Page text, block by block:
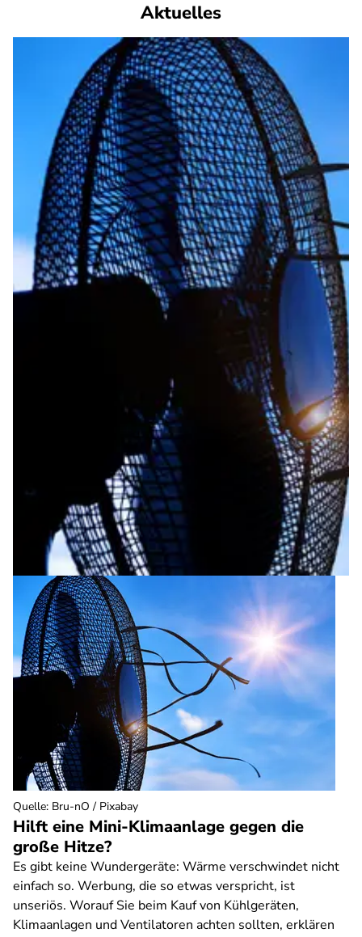
Aktuelles
Hilft eine Mini-Klimaanlage gegen die
große Hitze?
Es gibt keine Wundergeräte: Wärme verschwindet nicht
einfach so. Werbung, die so etwas verspricht, ist
unseriös. Worauf Sie beim Kauf von Kühlgeräten,
Klimaanlagen und Ventilatoren achten sollten, erklären
Quelle: Bru-nO / Pixabay